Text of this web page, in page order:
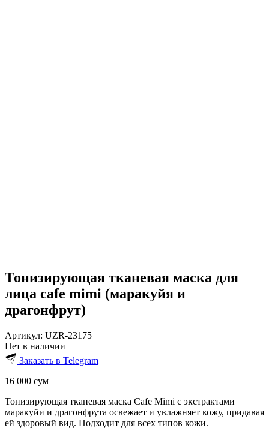
Тонизирующая тканевая маска для
лица cafe mimi (маракуйя и
драгонфрут)
Артикул: UZR-23175
Нет в наличии
Заказать в Telegram
16 000 сум
Тонизирующая тканевая маска Cafe Mimi с экстрактами
маракуйи и драгонфрута освежает и увлажняет кожу, придавая
ей здоровый вид. Подходит для всех типов кожи.